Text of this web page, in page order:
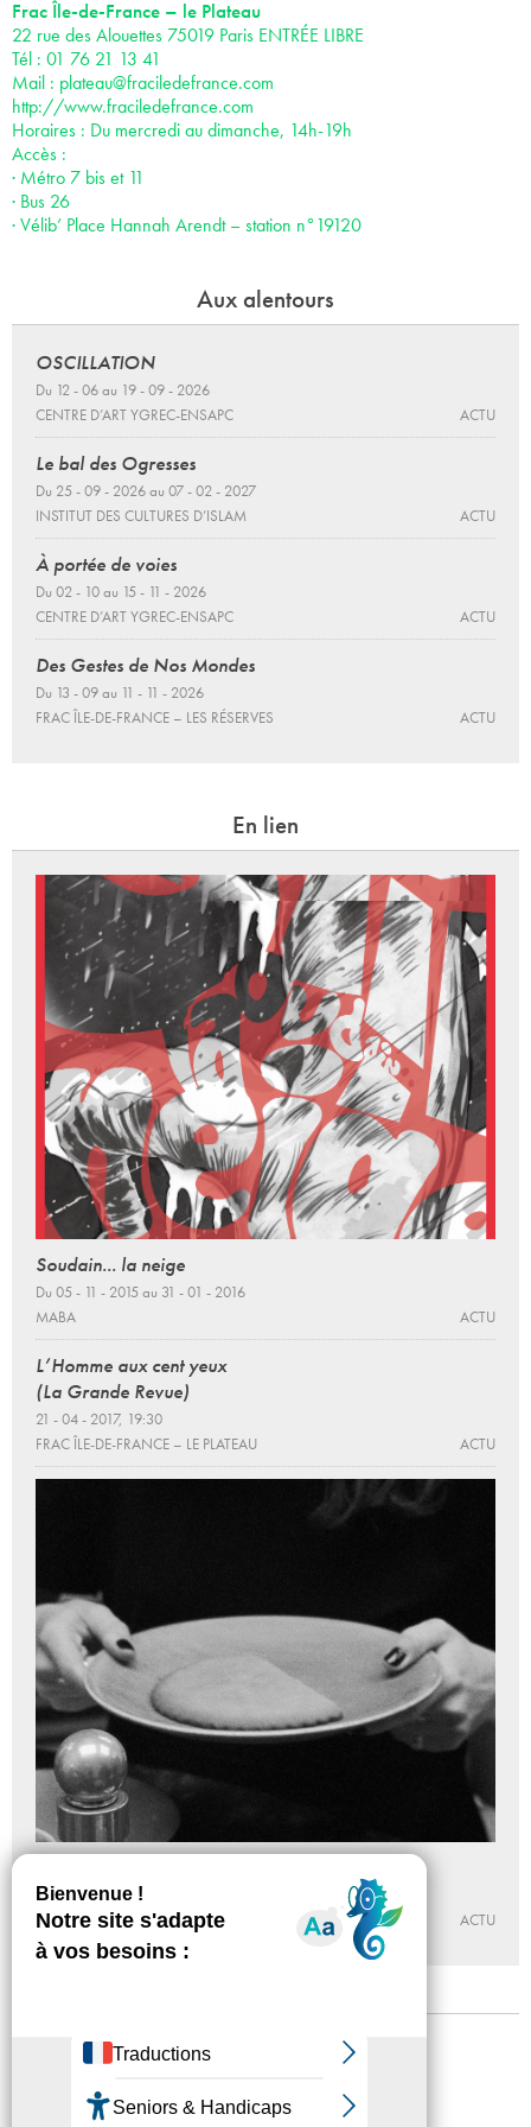
Frac Île-de-France – le Plateau
22 rue des Alouettes 75019 Paris ENTRÉE LIBRE
Tél : 01 76 21 13 41
Mail : plateau@fraciledefrance.com
http://www.fraciledefrance.com
Horaires : Du mercredi au dimanche, 14h-19h
Accès :
· Métro 7 bis et 11
· Bus 26
· Vélib’ Place Hannah Arendt – station n°19120
Aux alentours
OSCILLATION
Du 12 - 06 au 19 - 09 - 2026
CENTRE D’ART YGREC-ENSAPC
ACTU
Le bal des Ogresses
Du 25 - 09 - 2026 au 07 - 02 - 2027
INSTITUT DES CULTURES D’ISLAM
ACTU
À portée de voies
Du 02 - 10 au 15 - 11 - 2026
CENTRE D’ART YGREC-ENSAPC
ACTU
Des Gestes de Nos Mondes
Du 13 - 09 au 11 - 11 - 2026
FRAC ÎLE-DE-FRANCE – LES RÉSERVES
ACTU
En lien
Soudain... la neige
Du 05 - 11 - 2015 au 31 - 01 - 2016
MABA
ACTU
L’Homme aux cent yeux
(La Grande Revue)
21 - 04 - 2017, 19:30
FRAC ÎLE-DE-FRANCE – LE PLATEAU
ACTU
Du 16 - 01 au 20 - 04 - 2019
MABA
ACTU
Mentions légales
Accessibilité